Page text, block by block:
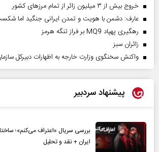
خروج بیش از ۳ میلیون زائر از تمام مرز‌های کشور
عارف: دشمن با هویت و تمدن ایرانی جنگید اما
رهگیری پهپاد MQ9 بر فراز تنگه هرمز
‌زائران سبز
واکنش سخنگوی وزارت خارجه به اظهارات دبیرکل
پیشنهاد سردبیر
بررسی سریال «اعتراف می‌کنم»؛
ایران + نقد و تحلیل